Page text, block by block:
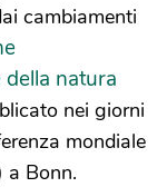
cambiamenti
natura
nei giorni
mondiale
a Bonn.